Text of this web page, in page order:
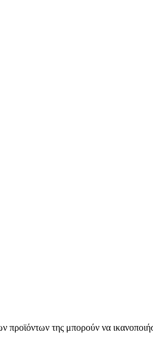
προϊόντων της μπορούν να